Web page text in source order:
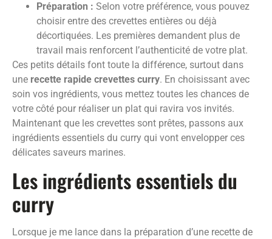
Préparation : Selon votre préférence, vous pouvez
choisir entre des crevettes entières ou déjà
décortiquées. Les premières demandent plus de
travail mais renforcent l’authenticité de votre plat.
Ces petits détails font toute la différence, surtout dans
une recette rapide crevettes curry. En choisissant avec
soin vos ingrédients, vous mettez toutes les chances de
votre côté pour réaliser un plat qui ravira vos invités.
Maintenant que les crevettes sont prêtes, passons aux
ingrédients essentiels du curry qui vont envelopper ces
délicates saveurs marines.
Les ingrédients essentiels du
curry
Lorsque je me lance dans la préparation d’une recette de